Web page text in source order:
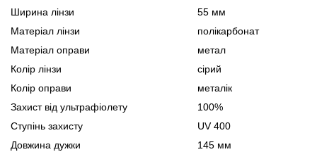
Ширина лінзи
55 мм
Матеріал лінзи
полікарбонат
Матеріал оправи
метал
Колір лінзи
сірий
Колір оправи
металік
Захист від ультрафіолету
100%
Ступінь захисту
UV 400
Довжина дужки
145 мм